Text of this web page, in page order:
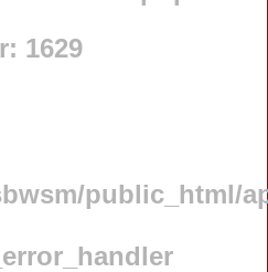
1629
public_html/